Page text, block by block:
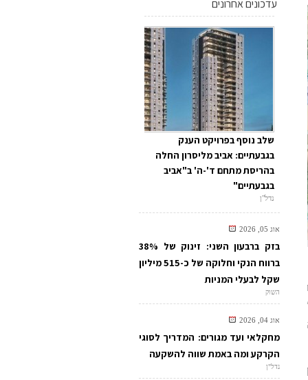
עדכונים אחרונים
שלב נוסף בפרויקט הענק
בגבעתיים: אביב מליסרון החלה
בהריסת מתחם ד'-ה' ב"אביב
בגבעתיים"
נדל"ן
אוג 05, 2026
בזק ברבעון השני: זינוק של 38%
ברווח הנקי וחלוקה של כ-515 מיליון
שקל לבעלי המניות
השוק
אוג 04, 2026
מחקלאי ועד מגורים: המדריך לסוגי
הקרקע ומה באמת שווה להשקעה
נדל"ן